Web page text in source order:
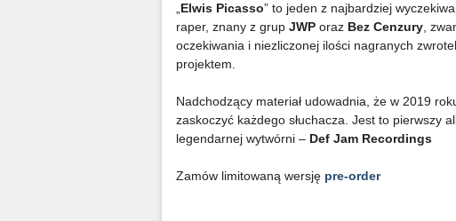
Elwis Picasso” to jeden z najbardziej
raper, znany z grup JWP oraz Bez Cenzury ,
oczekiwania i niezliczonej ilości nagranych
projektem.
Nadchodzący materiał udowadnia, że w 2019
zaskoczyć każdego słuchacza. Jest to pierwszy
legendarnej wytwórni – Def Jam Recordings
Zamów limitowaną wersję pre-order